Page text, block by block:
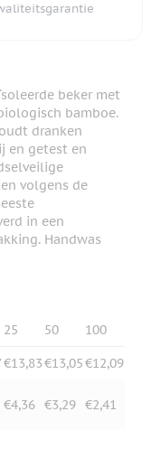
beker met
bamboe.
dranken
en getest en
volgens de
in een
Handwas
25 50 100
€13,83€13,05€12,09
€4,36 €3,29 €2,41